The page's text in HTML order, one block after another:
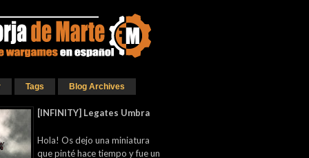
Tags Blog Archives
[INFINITY] Legates Umbra
Hola! Os dejo una miniatura
que pinté hace tiempo y fue un